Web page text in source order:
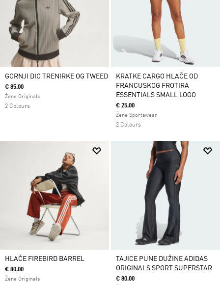
GORNJI DIO TRENIRKE OG TWEED
€ 85.00
Žene Originals
2 Colours
KRATKE CARGO HLAČE OD
FRANCUSKOG FROTIRA
ESSENTIALS SMALL LOGO
€ 25.00
Žene Sportswear
2 Colours
HLAČE FIREBIRD BARREL
€ 80.00
Žene Originals
TAJICE PUNE DUŽINE ADIDAS
ORIGINALS SPORT SUPERSTAR
€ 80.00